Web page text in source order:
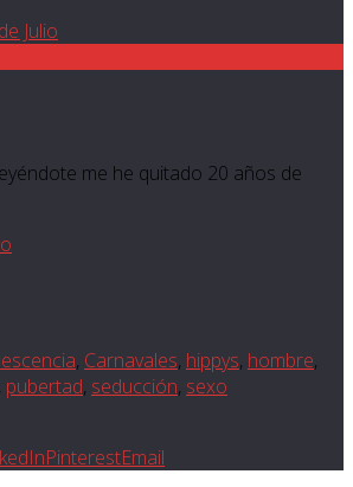
Julio
me he quitado 20 años de
, Carnavales, hippys, hombre,
pubertad, seducción, sexo
PinterestEmail